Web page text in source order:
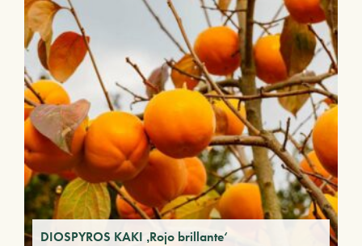
DIOSPYROS KAKI ‚Rojo brillante‘